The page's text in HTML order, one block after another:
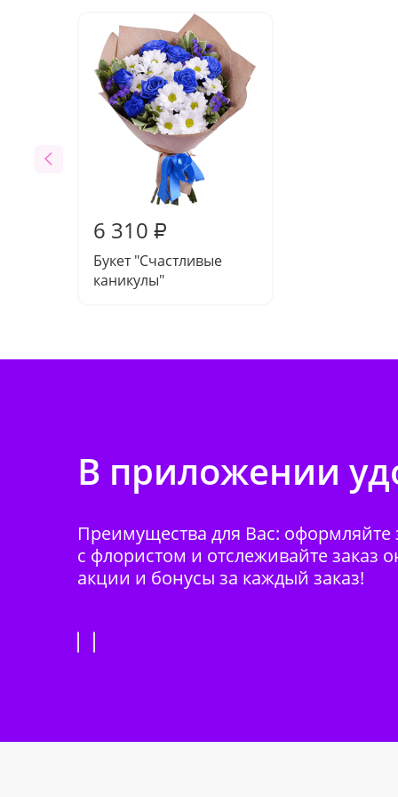
6 310 ₽
Букет "Счастливые
каникулы"
В приложении
Преимущества для Вас: оформляйте
с флористом и отслеживайте заказ
акции и бонусы за каждый заказ!